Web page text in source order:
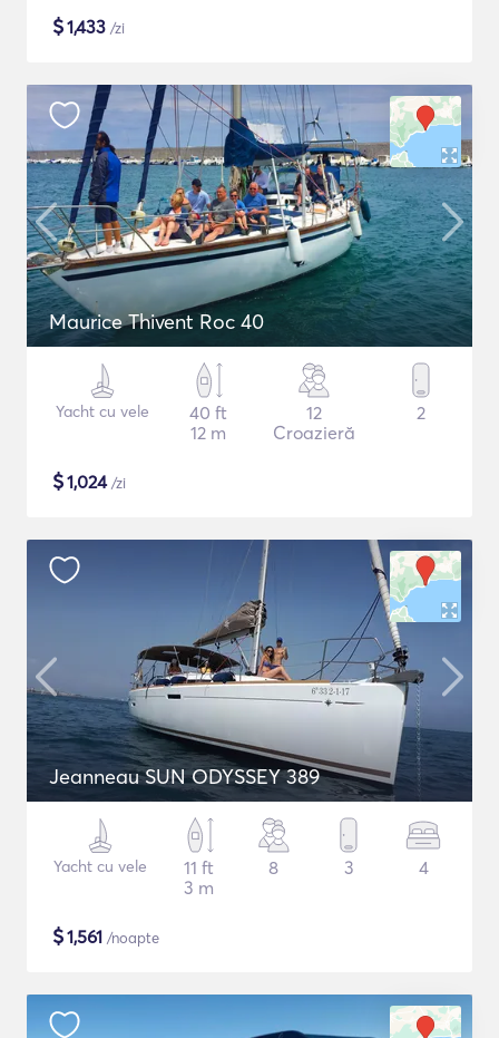
$1,433 /zi
Maurice Thivent Roc 40
Yacht cu vele
40 ft
12 m
12
Croazieră
2
$1,024/zi
Jeanneau SUN ODYSSEY 389
Yacht cu vele
11 ft
3 m
8 3 4
$1,561 /noapte